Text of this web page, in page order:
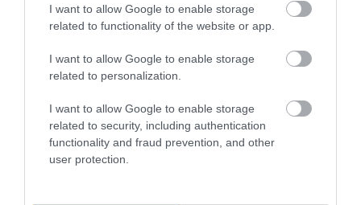
I want to allow Google to enable storage
related to functionality of the website or app.
I want to allow Google to enable storage
related to personalization.
I want to allow Google to enable storage
related to security, including authentication
functionality and fraud prevention, and other
user protection.
04.07.2026 12:01
Φωτογραφία: Η αλλαγή στο look της Έμα